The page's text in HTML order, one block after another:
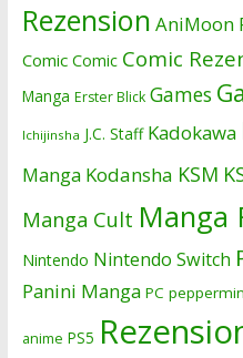
Rezension AniMoon
Comic Comic Comic
Manga Erster Blick Games
Ichijinsha J.C. Staff Kadokawa
Manga Kodansha KSM
Manga Cult Manga
Nintendo Nintendo Switch
Panini Manga PC
anime PS5